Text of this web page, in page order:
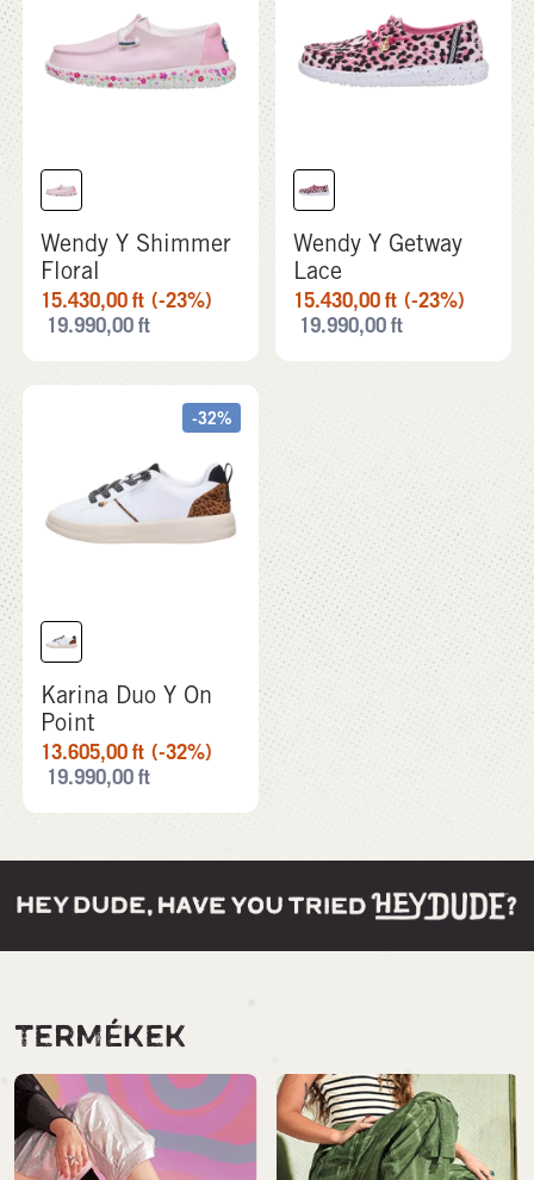
Wendy Y Shimmer
Floral
15.430,00ft (-23%)
19.990,00ft
Wendy Y Getway
Lace
15.430,00ft (-23%)
19.990,00ft
-32%
Karina Duo Y On
Point
13.605,00ft (-32%)
19.990,00ft
TERMÉKEK